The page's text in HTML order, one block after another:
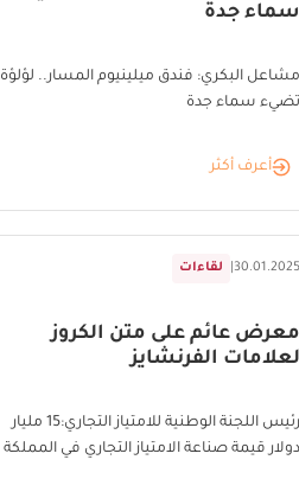
سماء جدة
مشاعل البكري: فندق ميلينيوم المسار.. لؤلؤة
ُتضيء سماء جدة
أعرف أكثر
لقاءات 30.01.2025
معرض عائم على متن الكروز
لعلامات الفرنشايز
رئيس اللجنة الوطنية للامتياز التجاري:15 مليار
دولار قيمة صناعة الامتياز التجاري في المملكة